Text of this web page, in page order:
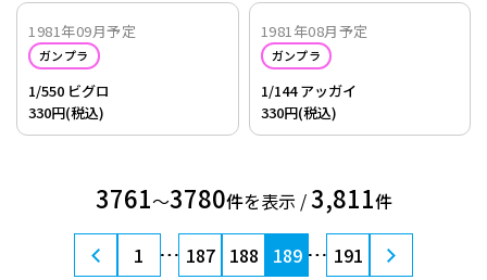
1981年09月予定
ガンプラ
1/550 ビグロ
330円(税込)
1981年08月予定
ガンプラ
1/144 アッガイ
330円(税込)
3761〜3780件を表示 /3,811件
1 187 188 189 191